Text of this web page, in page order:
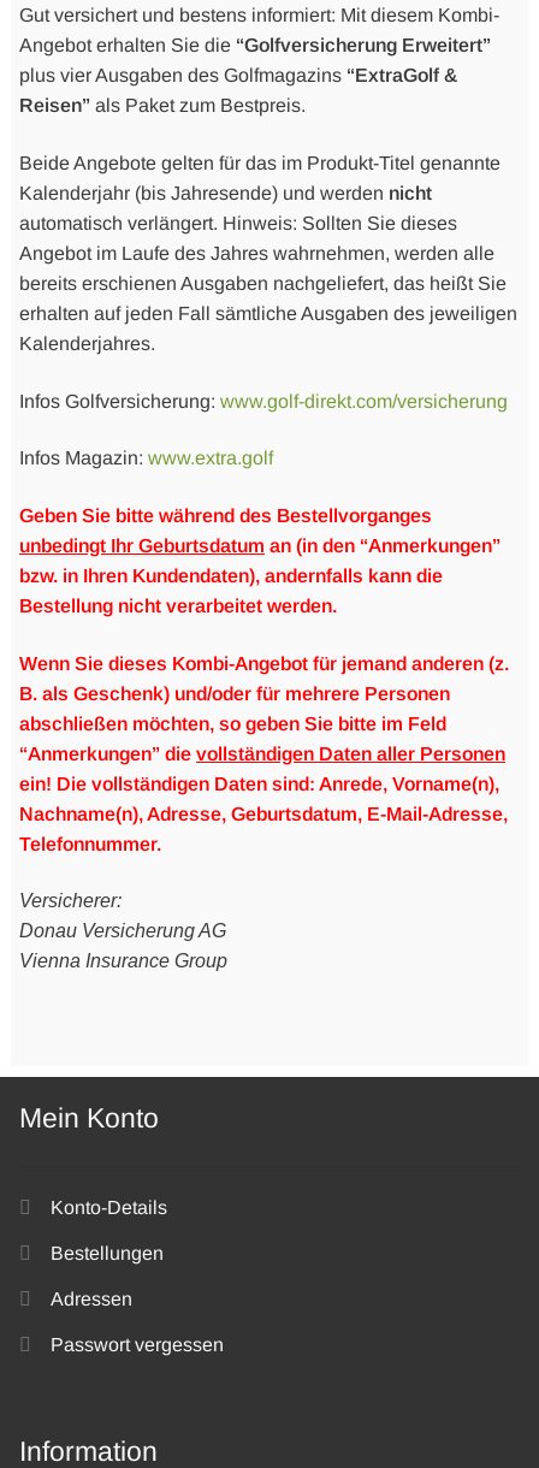
Gut versichert und bestens informiert: Mit diesem Kombi-
Angebot erhalten Sie die “Golfversicherung Erweitert”
plus vier Ausgaben des Golfmagazins “ExtraGolf &
Reisen” als Paket zum Bestpreis.
Beide Angebote gelten für das im Produkt-Titel genannte
Kalenderjahr (bis Jahresende) und werden nicht
automatisch verlängert. Hinweis: Sollten Sie dieses
Angebot im Laufe des Jahres wahrnehmen, werden alle
bereits erschienen Ausgaben nachgeliefert, das heißt Sie
erhalten auf jeden Fall sämtliche Ausgaben des jeweiligen
Kalenderjahres.
Infos Golfversicherung: www.golf-direkt.com/versicherung
Infos Magazin: www.extra.golf
Geben Sie bitte während des Bestellvorganges
unbedingt Ihr Geburtsdatum an (in den “Anmerkungen”
bzw. in Ihren Kundendaten), andernfalls kann die
Bestellung nicht verarbeitet werden.
Wenn Sie dieses Kombi-Angebot für jemand anderen (z.
B. als Geschenk) und/oder für mehrere Personen
abschließen möchten, so geben Sie bitte im Feld
“Anmerkungen” die vollständigen Daten aller Personen
ein! Die vollständigen Daten sind: Anrede, Vorname(n),
Nachname(n), Adresse, Geburtsdatum, E-Mail-Adresse,
Telefonnummer.
Versicherer:
Donau Versicherung AG
Vienna Insurance Group
Mein Konto
Konto-Details
Bestellungen
Adressen
Passwort vergessen
Information